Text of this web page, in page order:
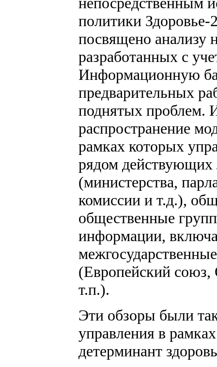
политики
посвящено анализу
разработанных с
Информационную
предварительных
поднятых проблем.
распространение
рамках которых
рядом действующих
(министерства,
комиссии и т.д.),
общественные
информации,
(Европейский
т.п.).
Эти обзоры были
управления в
детерминант